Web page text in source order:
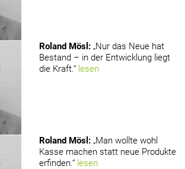
Roland Mösl : „Nur das Neue hat
Bestand – in der Entwicklung liegt
die Kraft.“ lesen
Roland Mösl : „Man wollte wohl
Kasse machen statt neue Produkte
erfinden.“ lesen